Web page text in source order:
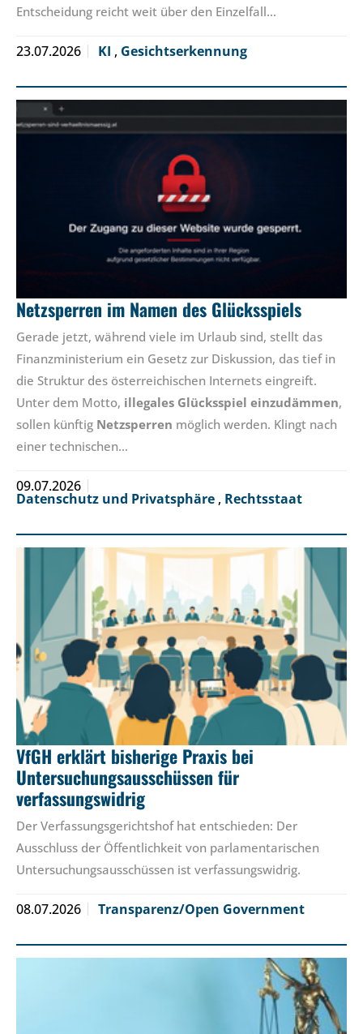
Entscheidung reicht weit über den Einzelfall…
23.07.2026 KI , Gesichtserkennung
Netzsperren im Namen des Glücksspiels
Gerade jetzt, während viele im Urlaub sind, stellt das
Finanzministerium ein Gesetz zur Diskussion, das tief in
die Struktur des österreichischen Internets eingreift.
Unter dem Motto, illegales Glücksspiel einzudämmen,
sollen künftig Netzsperren möglich werden. Klingt nach
einer technischen…
09.07.2026
Datenschutz und Privatsphäre , Rechtsstaat
VfGH erklärt bisherige Praxis bei
Untersuchungsausschüssen für
verfassungswidrig
Der Verfassungsgerichtshof hat entschieden: Der
Ausschluss der Öffentlichkeit von parlamentarischen
Untersuchungsausschüssen ist verfassungswidrig.
08.07.2026 Transparenz/Open Government